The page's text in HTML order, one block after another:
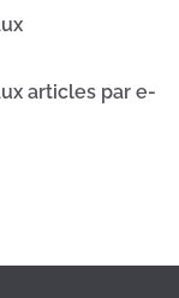
articles par e-